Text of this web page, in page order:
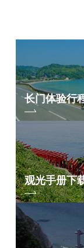
长门体验行
观光手册下